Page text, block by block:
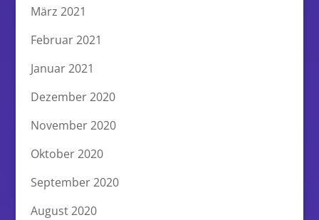
März 2021
Februar 2021
Januar 2021
Dezember 2020
November 2020
Oktober 2020
September 2020
August 2020